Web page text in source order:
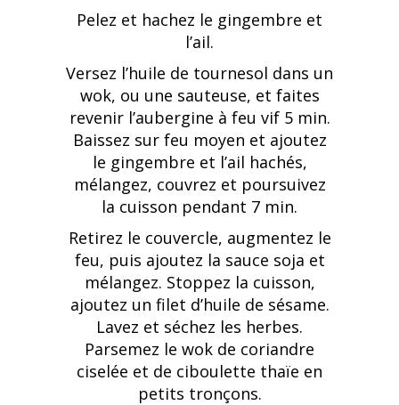
Pelez et hachez le gingembre et
l’ail.
Versez l’huile de tournesol dans un
wok, ou une sauteuse, et faites
revenir l’aubergine à feu vif 5 min.
Baissez sur feu moyen et ajoutez
le gingembre et l’ail hachés,
mélangez, couvrez et poursuivez
la cuisson pendant 7 min.
Retirez le couvercle, augmentez le
feu, puis ajoutez la sauce soja et
mélangez. Stoppez la cuisson,
ajoutez un filet d’huile de sésame.
Lavez et séchez les herbes.
Parsemez le wok de coriandre
ciselée et de ciboulette thaïe en
petits tronçons.